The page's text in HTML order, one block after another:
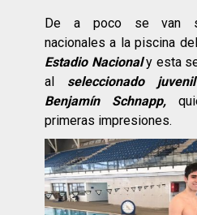
De a poco se van
nacionales a la piscina del
Estadio Nacionaly esta
al seleccionado
Benjamín Schnapp,
primeras impresiones.